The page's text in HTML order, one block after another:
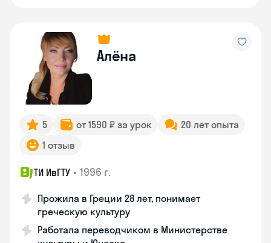
Алёна
5 от 1590 ₽ за урок
20 лет опыта
1 отзыв
ТИ ИвГТУ • 1996 г.
Прожила в Греции 28 лет, понимает
греческую культуру
Работала переводчиком в Министерстве